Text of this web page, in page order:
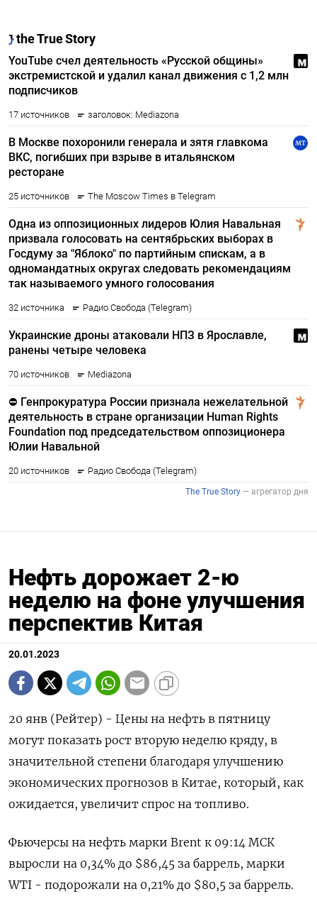
Нефть дорожает 2-ю
неделю на фоне улучшения
перспектив Китая
20.01.2023
20 янв (Рейтер) - Цены на нефть в пятницу
могут показать рост вторую неделю кряду, в
значительной степени благодаря улучшению
экономических прогнозов в Китае, который, как
ожидается, увеличит спрос на топливо.
Фьючерсы на нефть марки Brent к 09:14 МСК
выросли на 0,34% до $86,45 за баррель, марки
WTI - подорожали на 0,21% до $80,5 за баррель.